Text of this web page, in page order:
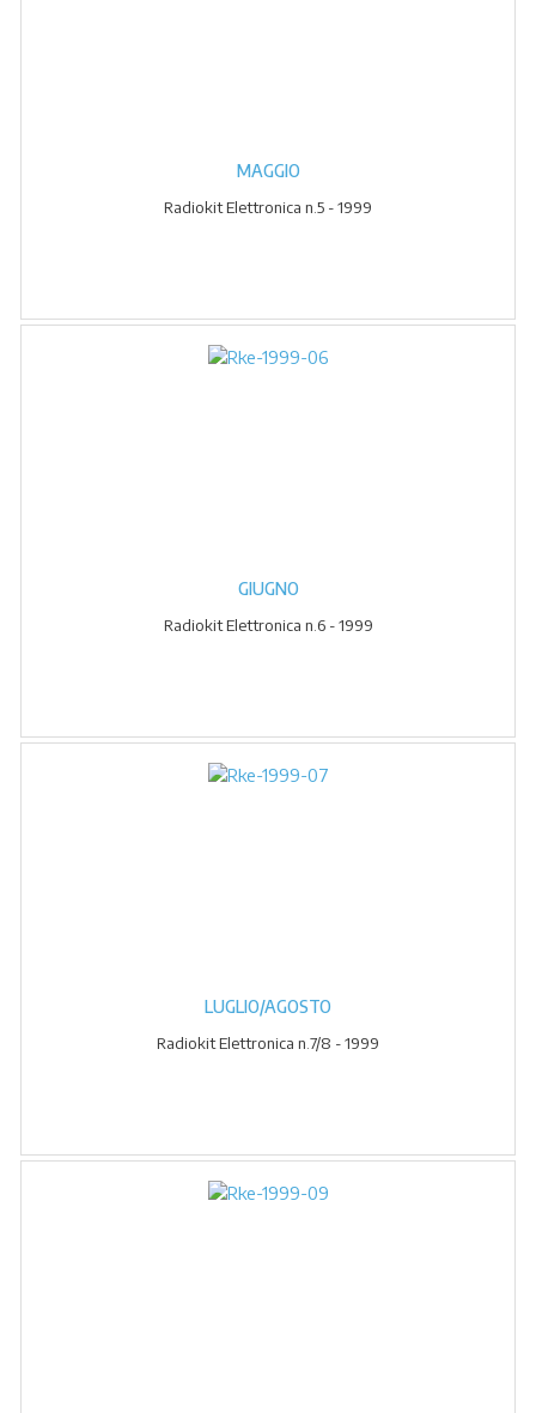
MAGGIO
Radiokit Elettronica n.5 - 1999
GIUGNO
Radiokit Elettronica n.6 - 1999
LUGLIO/AGOSTO
Radiokit Elettronica n.7/8 - 1999